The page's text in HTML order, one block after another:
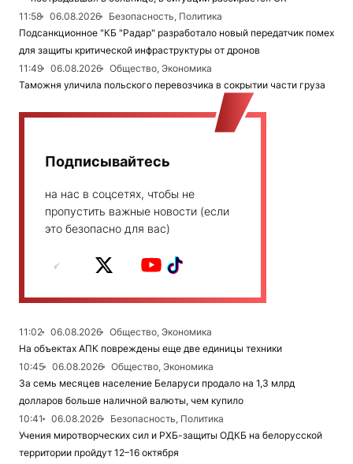
11:58
06.08.2026
Безопасность, Политика
Подсанкционное "КБ "Радар" разработало новый передатчик помех
для защиты критической инфраструктуры от дронов
11:49
06.08.2026
Общество, Экономика
Таможня уличила польского перевозчика в сокрытии части груза
Подписывайтесь
на нас в соцсетях, чтобы не
пропустить важные новости (если
это безопасно для вас)
11:02 06.08.2026
Общество, Экономика
На объектах АПК повреждены еще две единицы техники
10:45
06.08.2026
Общество, Экономика
За семь месяцев население Беларуси продало на 1,3 млрд
долларов больше наличной валюты, чем купило
10:41
06.08.2026
Безопасность, Политика
Учения миротворческих сил и РХБ-защиты ОДКБ на белорусской
территории пройдут 12–16 октября